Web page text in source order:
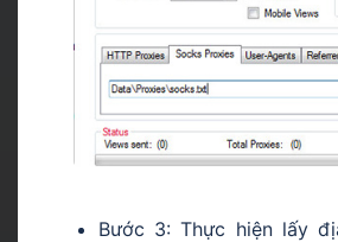
Bước 3: Thực hiện lấy